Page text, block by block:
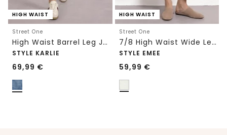
HIGH WAIST
Street One
High Waist Barrel Leg Jeans im Loose Fit
STYLE KARLIE
69,99 €
HIGH WAIST
Street One
7/8 High Waist Wide Leg Jeans im Loose Fit
STYLE EMEE
59,99 €